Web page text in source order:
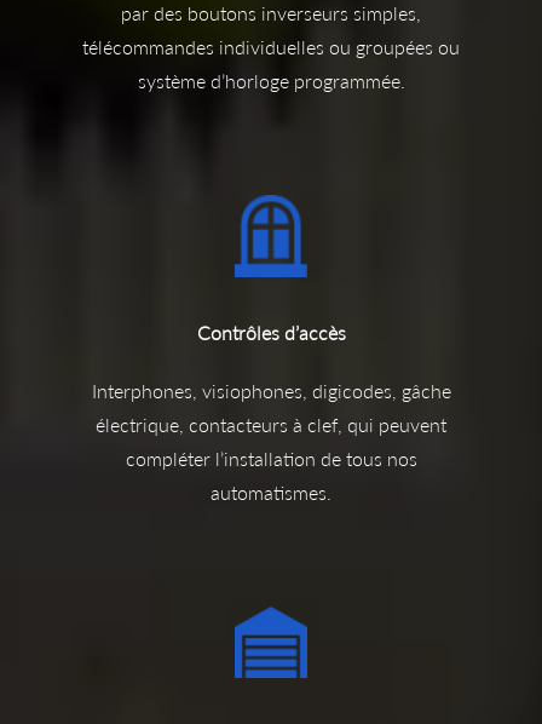
par des boutons inverseurs simples,
télécommandes individuelles ou groupées ou
système d’horloge programmée.
Contrôles d’accès
Interphones, visiophones, digicodes, gâche
électrique, contacteurs à clef, qui peuvent
compléter l’installation de tous nos
automatismes.